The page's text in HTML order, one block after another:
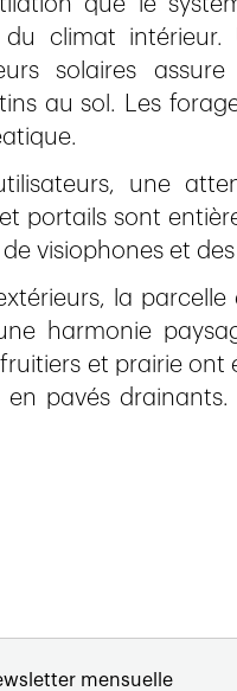
que le
du climat
solaires assure
au sol. Les
une
portails sont
visiophones et des
la
harmonie
et prairie ont
en pavés
mensuelle